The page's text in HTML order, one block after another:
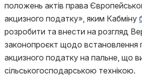
положень актів права
акцизного податку», яким Кабміну
розробити та внести на розгляд
законопроєкт щодо встановлення
акцизного податку на пальне, що
сільськогосподарською технікою.